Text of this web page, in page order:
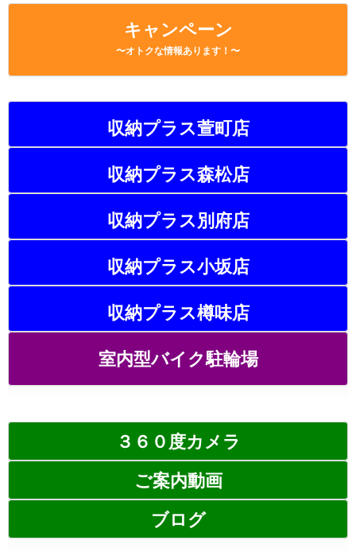
キャンペーン
〜オトクな情報あります！〜
収納プラス萱町店
収納プラス森松店
収納プラス別府店
収納プラス小坂店
収納プラス樽味店
室内型バイク駐輪場
３６０度カメラ
ご案内動画
ブログ